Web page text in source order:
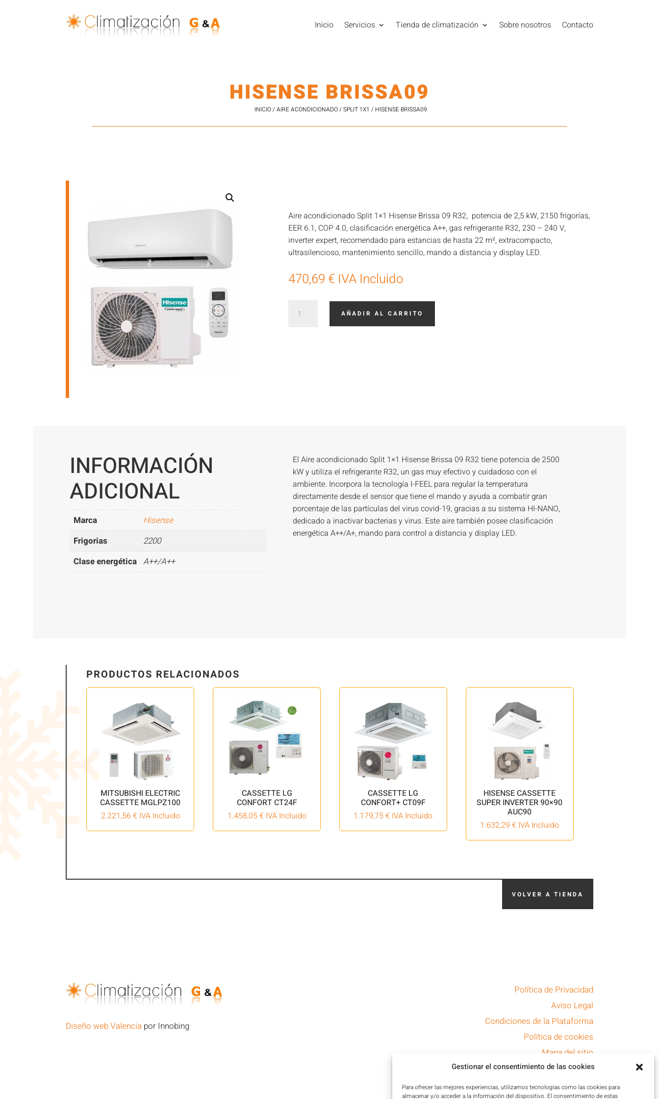
Gestionar el consentimiento de las cookies
Para ofrecer las mejores experiencias, utilizamos tecnologías como las cookies para
almacenar y/o acceder a la información del dispositivo. El consentimiento de estas
Inicio Servicios Tienda de climatización Sobre nosotros Contacto
HISENSE BRISSA09
INICIO/AIRE ACONDICIONADO/SPLIT 1X1 / HISENSE BRISSA09
Aire acondicionado Split 1×1 Hisense Brissa 09 R32, potencia de 2,5 kW, 2150 frigorías,
EER 6.1, COP 4.0, clasificación energética A++, gas refrigerante R32, 230 – 240 V,
inverter expert, recomendado para estancias de hasta 22 m², extracompacto,
ultrasilencioso, mantenimiento sencillo, mando a distancia y display LED.
470,69 € IVA Incluido
Brissa09
AÑADIR AL CARRITO
INFORMACIÓN
ADICIONAL
Marca
Hisense
Frigorias
2200
Clase energética A++/A++
El Aire acondicionado Split 1×1 Hisense Brissa 09 R32 tiene potencia de 2500
kW y utiliza el refrigerante R32, un gas muy efectivo y cuidadoso con el
ambiente. Incorpora la tecnología I-FEEL para regular la temperatura
directamente desde el sensor que tiene el mando y ayuda a combatir gran
porcentaje de las partículas del virus covid-19, gracias a su sistema HI-NANO,
dedicado a inactivar bacterias y virus. Este aire también posee clasificación
energética A++/A+, mando para control a distancia y display LED.
PRODUCTOS RELACIONADOS
MITSUBISHI ELECTRIC
CASSETTE MGLPZ100
2.221,56 € IVA Incluido
CASSETTE LG
CONFORT CT24F
1.458,05€ IVA Incluido
CASSETTE LG
CONFORT+ CT09F
1.179,75€ IVA Incluido
HISENSE CASSETTE
SUPER INVERTER 90×90
AUC90
1.632,29€ IVA Incluido
VOLVER A TIENDA
Diseño web Valencia por Innobing
Política de Privacidad
Aviso Legal
Condiciones de la Plataforma
Política de cookies
Mapa del sitio
Accesibilidad